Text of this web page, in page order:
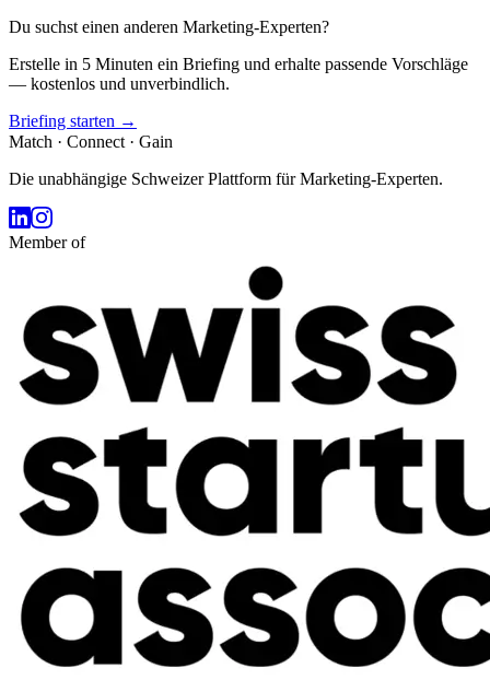
Du suchst einen anderen Marketing-Experten?
Erstelle in 5 Minuten ein Briefing und erhalte passende Vorschläge
— kostenlos und unverbindlich.
Briefing starten →
Match · Connect · Gain
Die unabhängige Schweizer Plattform für Marketing-Experten.
Member of